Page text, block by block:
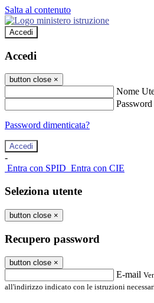
Salta al contenuto
Accedi
Accedi
button close ×
Nome
Password
Password dimenticata?
-
Entra con SPID Entra con CIE
Seleziona utente
button close ×
Recupero password
button close ×
E-mail
all'indirizzo indicato con le istruzioni